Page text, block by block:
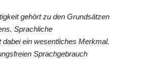
gehört zu den Grundsätzen
Sprachliche
dabei ein wesentliches Merkmal.
Sprachgebrauch